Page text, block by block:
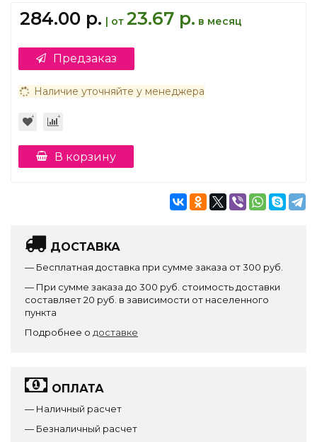
284.00 р. | от 23.67 р. в месяц
Предзаказ
Наличие уточняйте у менеджера
В корзину
ДОСТАВКА
— Бесплатная доставка при сумме заказа от 300 руб.
— При сумме заказа до 300 руб. стоимость доставки
составляет 20 руб. в зависимости от населенного
пункта
Подробнее о доставке
ОПЛАТА
— Наличный расчет
— Безналичный расчет